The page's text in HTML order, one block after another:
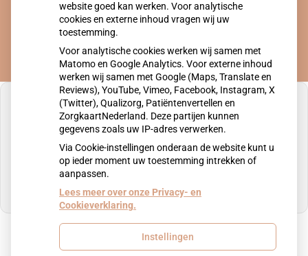
U heeft geen toestemming gegeven voor
externe inhoud die nodig is om dit te zien.
Cookie-instellingen wijzigen
website goed kan werken. Voor analytische
cookies en externe inhoud vragen wij uw
toestemming.
Voor analytische cookies werken wij samen met
Matomo en Google Analytics. Voor externe inhoud
werken wij samen met Google (Maps, Translate en
Reviews), YouTube, Vimeo, Facebook, Instagram, X
(Twitter), Qualizorg, Patiëntenvertellen en
ZorgkaartNederland. Deze partijen kunnen
gegevens zoals uw IP-adres verwerken.
Via Cookie-instellingen onderaan de website kunt u
op ieder moment uw toestemming intrekken of
aanpassen.
Lees meer over onze Privacy- en
Cookieverklaring.
Instellingen